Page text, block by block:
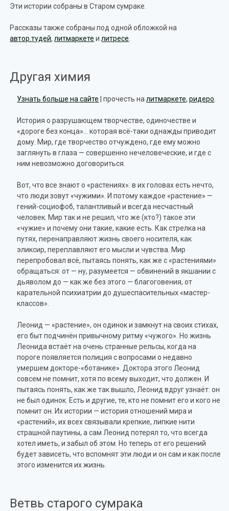
Эти истории собраны в Старом сумраке.
Рассказы также собраны под одной обложкой на
автор.тудей,литмаркете илитресе
Другая химия
Узнать больше на сайте | прочесть налитмаркете,ридеро
История о разрушающем творчестве, одиночестве и
«дороге без конца»… которая всё-таки однажды приводит
дому. Мир, где творчество отчуждено, где ему можно
заглянуть в глаза — совершенно нечеловеческие, и где с
ним невозможно договориться.
Вот, что все знают о «растениях»: в их головах есть нечто,
что люди зовут «чужими». И потому каждое «растение» —
гений-социофоб, талантливый и всегда несчастный
человек. Мир так и не решил, что же (кто?) такое эти
«чужие» и почему они такие, какие есть. Как стрелка на
путях, перенаправляют жизнь своего носителя, как
эликсир, переплавляют его мысли и чувства. Мир
перепробовал всё, пытаясь понять, как же с «растениями»
обращаться: от — ну, разумеется — обвинений в якшании с
дьяволом до — как же без этого — благоговения, от
карательной психиатрии до душеспасительных «мастер-
классов».
Леонид — «растение», он одинок и замкнут на своих стихах,
его быт подчинён привычному ритму «чужого». Но жизнь
Леонида встаёт на очень странные рельсы, когда на
пороге появляется полиция с вопросами о недавно
умершем докторе-«ботанике». Доктора этого Леонид
совсем не помнит, хотя по всему выходит, что должен. И
пытаясь понять, как же так вышло, Леонид вдруг узнаёт: он
не был одинок. Есть и другие, те, кто не помнит его и кого не
помнит он. Их истории — история отношений мира и
«растений», их всех связывали крепкие, липкие нити
страшной паутины, а сам Леонид потерял то, что всегда
хотел иметь, и забыл об этом. Но теперь от его решений
будет зависеть, что вспомнят эти люди и он сам и как после
этого изменится их жизнь.
Ветвь старого сумрака